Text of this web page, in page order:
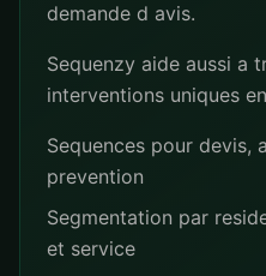
demande d avis.
Sequenzy aide aussi a
interventions uniques
Sequences pour devis,
prevention
Segmentation par
et service